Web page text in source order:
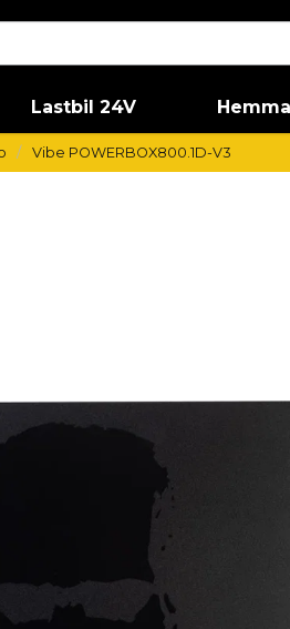
Lastbil 24V
Vibe POWERBOX800.1D-V3